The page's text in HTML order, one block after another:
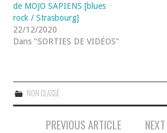
de MOJO SAPIENS [blues
rock / Strasbourg]
22/12/2020
Dans "SORTIES DE VIDÉOS"
NON CLASSÉ
NavigationPREVIOUS ARTICLE